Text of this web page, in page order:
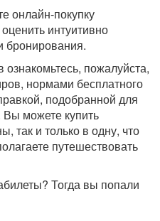
онлайн-покупку
интуитивно
бронирования.
пожалуйста,
нормами бесплатного
подобранной для
можете купить
так и только в одну, что
путешествовать
Тогда вы попали